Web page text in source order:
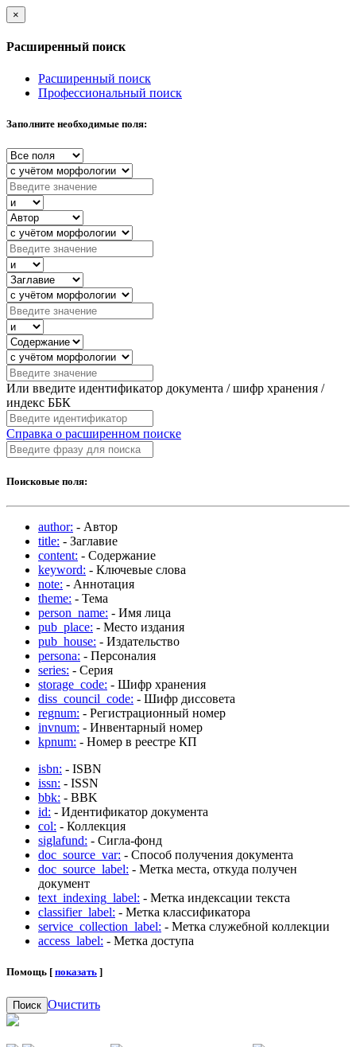
×
Расширенный поиск
Расширенный поиск
Профессиональный поиск
Заполните необходимые поля:
Или введите идентификатор документа / шифр хранения /
индекс ББК
Справка о расширенном поиске
Поисковые поля:
author: - Автор
title: - Заглавие
content: - Содержание
keyword: - Ключевые слова
note: - Аннотация
theme: - Тема
person_name: - Имя лица
pub_place: - Место издания
pub_house: - Издательство
persona: - Персоналия
series: - Серия
storage_code: - Шифр хранения
diss_council_code: - Шифр диссовета
regnum: - Регистрационный номер
invnum: - Инвентарный номер
kpnum: - Номер в реестре КП
isbn: - ISBN
issn: - ISSN
bbk: - BBK
id: - Идентификатор документа
col: - Коллекция
siglafund: - Сигла-фонд
doc_source_var: - Способ получения документа
doc_source_label: - Метка места, откуда получен
документ
text_indexing_label: - Метка индексации текста
classifier_label: - Метка классификатора
service_collection_label: - Метка служебной коллекции
access_label: - Метка доступа
Помощь [ показать ]
Поиск Очистить